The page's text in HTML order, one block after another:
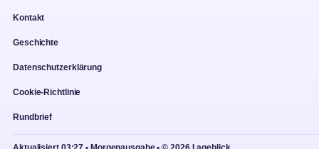
Kontakt
Geschichte
Datenschutzerklärung
Cookie-Richtlinie
Rundbrief